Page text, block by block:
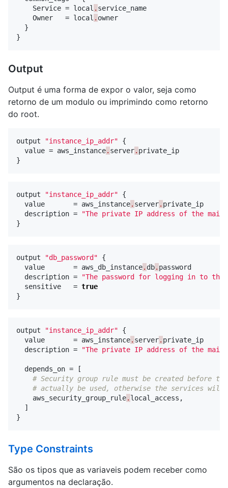
Service = local . service_name
Owner
= local . owner
}
}
Output
Output é uma forma de expor o valor, seja como
retorno de um modulo ou imprimindo como retorno
do root.
output "instance_ip_addr"
{
value = aws_instance. server. private_ip
}
output "instance_ip_addr"
{
value
= aws_instance. server. private_ip
description =
"The private IP address of the
}
output "db_password"
{
value
= aws_db_instance. db. password
description =
"The password for logging in to the
sensitive
= true
}
output "instance_ip_addr"
{
value
= aws_instance. server. private_ip
description = "The private IP address of the
depends_on =
[
# Security group rule must be created before
# actually be used, otherwise the services will
aws_security_group_rule. local_access ,
]
}
Type Constraints
São os tipos que as variaveis podem receber como
argumentos na declaração.